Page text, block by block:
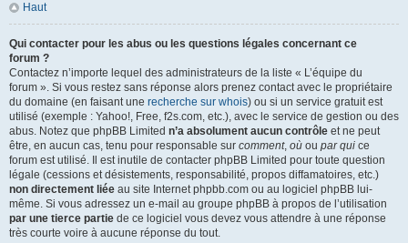
Haut
Qui contacter pour les abus ou les questions légales concernant ce
forum ?
Contactez n’importe lequel des administrateurs de la liste « L’équipe du
forum ». Si vous restez sans réponse alors prenez contact avec le propriétaire
du domaine (en faisant une recherche sur whois) ou si un service gratuit est
utilisé (exemple : Yahoo!, Free, f2s.com, etc.), avec le service de gestion ou des
abus. Notez que phpBB Limited n’a absolument aucun contrôle et ne peut
être, en aucun cas, tenu pour responsable sur comment, où ou par qui ce
forum est utilisé. Il est inutile de contacter phpBB Limited pour toute question
légale (cessions et désistements, responsabilité, propos diffamatoires, etc.)
non directement liée au site Internet phpbb.com ou au logiciel phpBB lui-
même. Si vous adressez un e-mail au groupe phpBB à propos de l’utilisation
par une tierce partie de ce logiciel vous devez vous attendre à une réponse
très courte voire à aucune réponse du tout.